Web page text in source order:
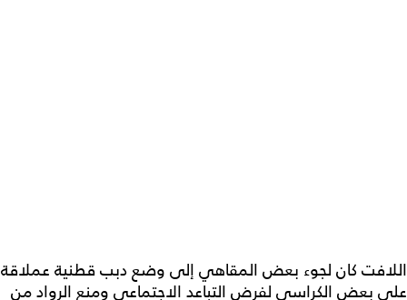
اللافت كان لجوء بعض المقاهي إلى وضع دبب قطنية عملاقة
على بعض الكراسي لفرض التباعد الاجتماعي ومنع الرواد من